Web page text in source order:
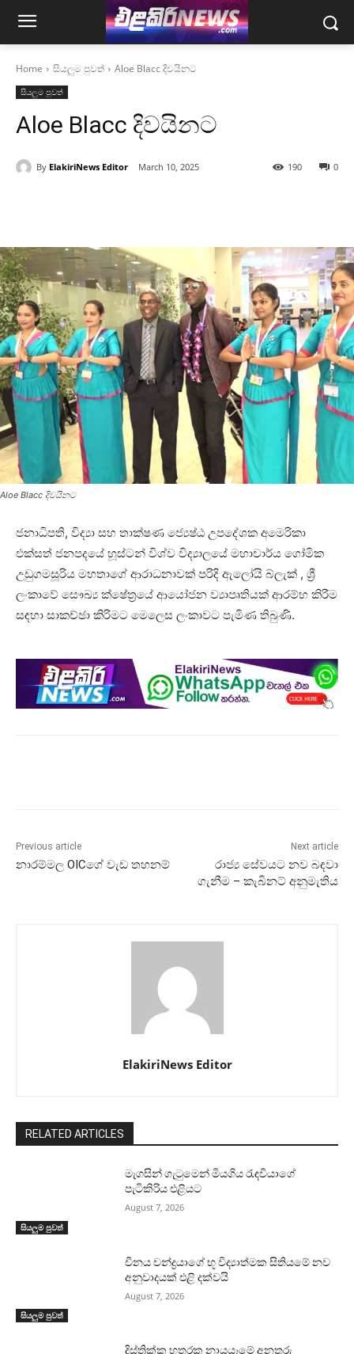
Home සියලුම පුවත් Aloe Blacc දිවයිනට
සියලුම පුවත්
Aloe Blacc දිවයිනට
By ElakiriNews Editor March 10, 2025 0
190
Aloe Blacc දිවයිනට
ජනාධිපති, විද්‍යා සහ තාක්ෂණ ජ්‍යෙෂ්ඨ උපදේශක අමෙරිකා
එක්සත් ජනපදයේ හූස්ටන් විශ්ව විද්‍යාලයේ මහාචාර්ය ගෝමික
උඩුගමසූරිය මහතාගේ ආරාධනාවක් පරිදි ඇලෝයි බ්ලැක් , ශ්‍රී
ලංකාවේ සෞඛ්‍ය ක්ෂේත්‍රයේ ආයෝජන ව්‍යාපෘතියක් ආරම්භ කිරීම
සඳහා සාකච්ඡා කිරිමට මෙලෙස ලංකාවට පැමිණ තිබුණි.
Previous article
නාරම්මල OICගේ වැඩ තහනම්
Next article
රාජ්‍ය සේවයට නව බඳවා
ගැනීම – කැබිනට් අනුමැතිය
ElakiriNews Editor
RELATED ARTICLES
සියලුම පුවත්
මැගසින් ගැටුමෙන් මියගිය රැඳවියාගේ
පැටිකිරිය එළියට
August 7, 2026
සියලුම පුවත්
චීනය චන්ද්‍රයාගේ භූ විද්‍යාත්මක සිතියමේ නව
අනුවාදයක් එළි දක්වයි
August 7, 2026
දිස්ත්‍රික්ක හතරක නායයෑමේ අනතුරු